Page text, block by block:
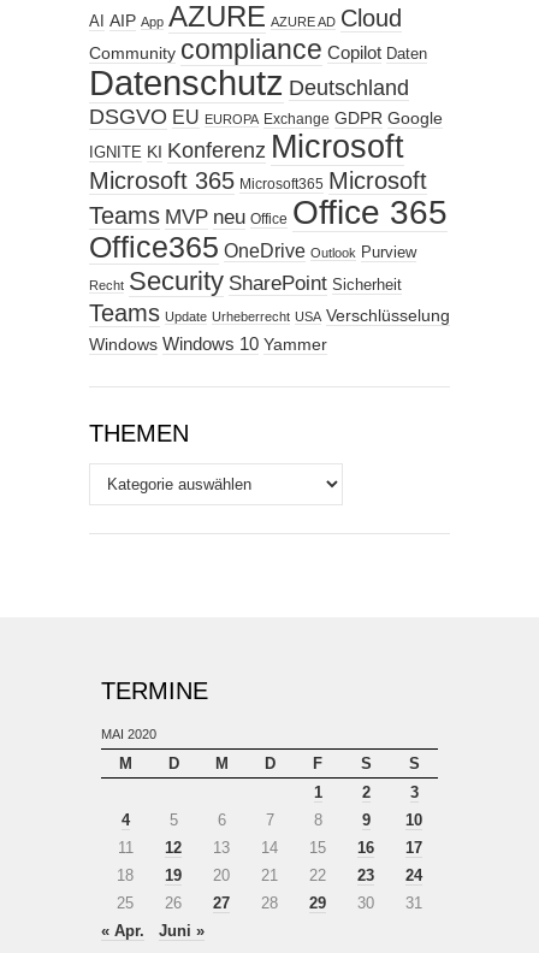
AI AIP App AZURE AZURE AD Cloud
Community compliance Copilot Daten
Datenschutz Deutschland
DSGVO EU EUROPA Exchange GDPR Google
IGNITE KI Konferenz Microsoft
Microsoft 365 Microsoft365 Microsoft
Teams MVP neu Office Office 365
Office365 OneDrive Outlook Purview
Recht Security SharePoint Sicherheit
Teams Update Urheberrecht USA Verschlüsselung
Windows Windows 10 Yammer
THEMEN
Themen
TERMINE
MAI 2020
M D M D F S
S
1
2
3
4
5 6 7 8 9
10
11
12 13 14 15 16
17
18
19 20 21 22 23
24
25
26 27 28 29 30
31
« Apr.
Juni »